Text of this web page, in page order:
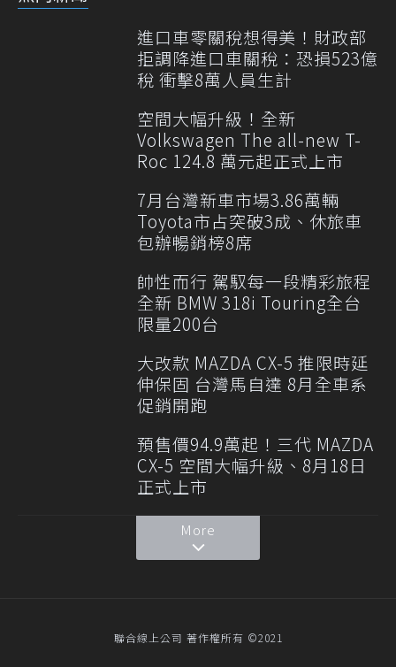
進口車零關稅想得美！財政部
拒調降進口車關稅：恐損523億
稅 衝擊8萬人員生計
空間大幅升級！全新
Volkswagen The all-new T-
Roc 124.8 萬元起正式上市
7月台灣新車市場3.86萬輛
Toyota市占突破3成、休旅車
包辦暢銷榜8席
帥性而行 駕馭每一段精彩旅程
全新 BMW 318i Touring全台
限量200台
大改款 MAZDA CX-5 推限時延
伸保固 台灣馬自達 8月全車系
促銷開跑
預售價94.9萬起！三代 MAZDA
CX-5 空間大幅升級、8月18日
正式上市
More
聯合線上公司 著作權所有 ©2021